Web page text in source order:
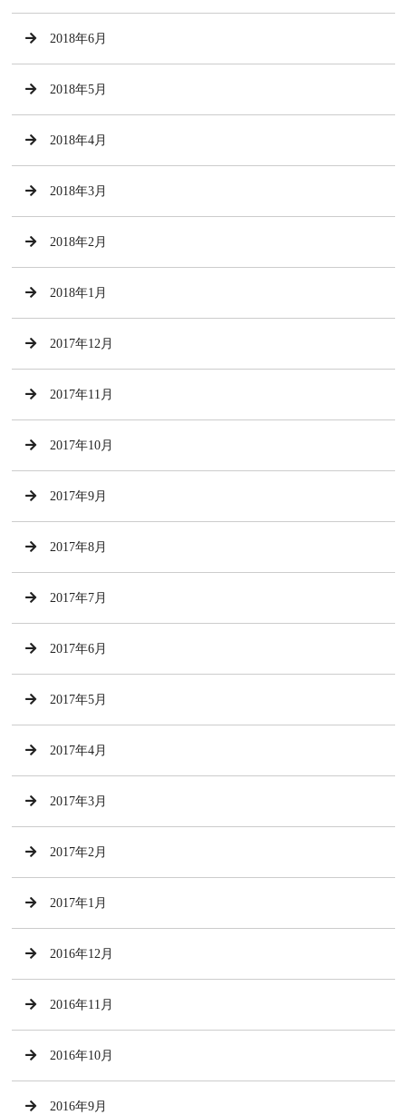
2018年6月
2018年5月
2018年4月
2018年3月
2018年2月
2018年1月
2017年12月
2017年11月
2017年10月
2017年9月
2017年8月
2017年7月
2017年6月
2017年5月
2017年4月
2017年3月
2017年2月
2017年1月
2016年12月
2016年11月
2016年10月
2016年9月